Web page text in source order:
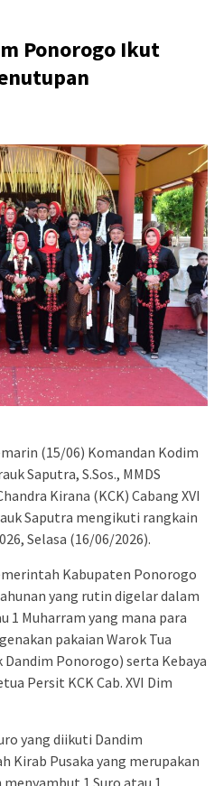
Ponorogo Ikut
(15/06) Komandan Kodim
Saputra, S.Sos., MMDS
Kirana (KCK) Cabang XVI
Saputra mengikuti rangkain
Selasa (16/06/2026).
Kabupaten Ponorogo
yang rutin digelar dalam
1 Muharram yang mana para
pakaian Warok Tua
Ponorogo) serta Kebaya
Persit KCK Cab. XVI Dim
yang diikuti Dandim
Kirab Pusaka yang merupakan
1 Suro atau 1